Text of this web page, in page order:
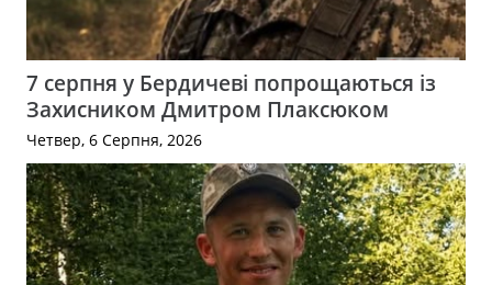
7 серпня у Бердичеві попрощаються із
Захисником Дмитром Плаксюком
Четвер, 6 Серпня, 2026